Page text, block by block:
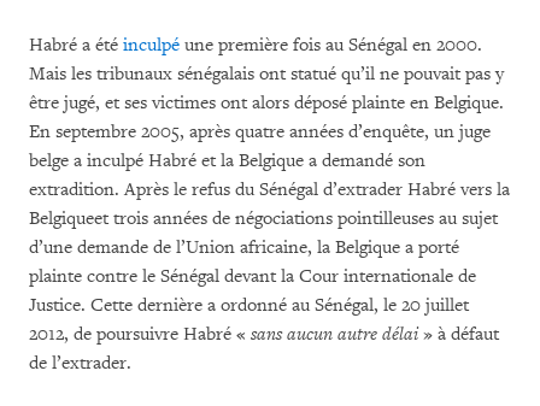
Habré a été inculpé une première fois au Sénégal en 2000.
Mais les tribunaux sénégalais ont statué qu’il ne pouvait pas y
être jugé, et ses victimes ont alors déposé plainte en Belgique.
En septembre 2005, après quatre années d’enquête, un juge
belge a inculpé Habré et la Belgique a demandé son
extradition. Après le refus du Sénégal d’extrader Habré vers la
Belgiqueet trois années de négociations pointilleuses au sujet
d’une demande de l’Union africaine, la Belgique a porté
plainte contre le Sénégal devant la Cour internationale de
Justice. Cette dernière a ordonné au Sénégal, le 20 juillet
2012, de poursuivre Habré « sans aucun autre délai» à défaut
de l’extrader.